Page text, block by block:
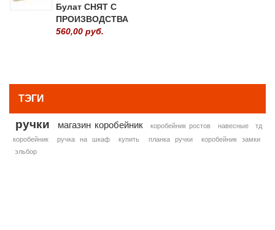
Булат СНЯТ С
ПРОИЗВОДСТВА
560,00 руб.
ТЭГИ
ручки магазин коробейник коробейник ростов навесные
тд
коробейник
ручка на шкаф купить планка ручки
коробейник замки
эльбор